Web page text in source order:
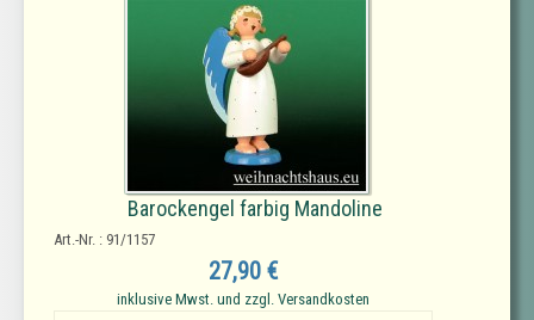
Barockengel farbig Mandoline
Art.-Nr. : 91/1157
27,90 €
inklusive Mwst. und zzgl. Versandkosten